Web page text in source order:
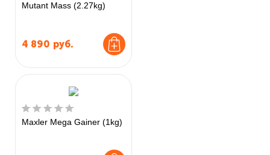
Mutant Mass (2.27kg)
4 890 руб.
Maxler Mega Gainer (1kg)